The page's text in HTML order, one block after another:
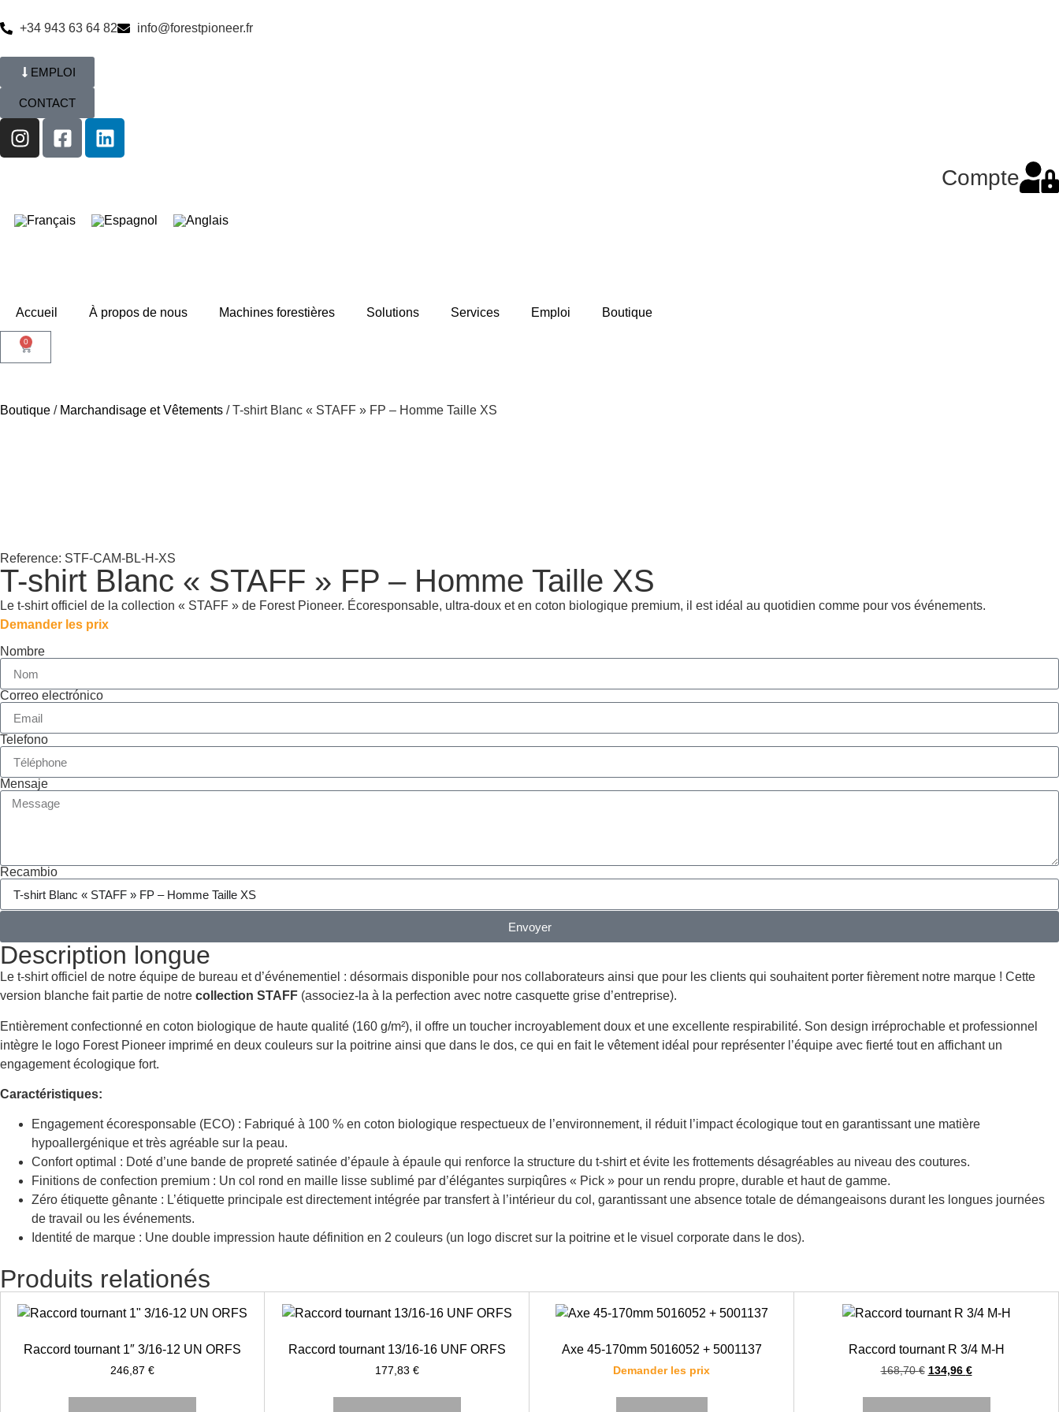
+34 943 63 64 82 info@forestpioneer.fr
EMPLOI
CONTACT
Compte
Accueil À propos de nous Machines forestières Solutions Services Emploi Boutique
0
Boutique / Marchandisage et Vêtements / T-shirt Blanc « STAFF » FP – Homme Taille XS
Reference: STF-CAM-BL-H-XS
T-shirt Blanc « STAFF » FP – Homme Taille XS
Le t-shirt officiel de la collection « STAFF » de Forest Pioneer. Écoresponsable, ultra-doux et en coton biologique premium, il est idéal au quotidien comme pour vos événements.
Demander les prix
Nombre
Correo electrónico
Telefono
Mensaje
Recambio
Envoyer
Description longue
Le t-shirt officiel de notre équipe de bureau et d’événementiel : désormais disponible pour nos collaborateurs ainsi que pour les clients qui souhaitent porter fièrement notre marque ! Cette
version blanche fait partie de notre collection STAFF (associez-la à la perfection avec notre casquette grise d’entreprise).
Entièrement confectionné en coton biologique de haute qualité (160 g/m²), il offre un toucher incroyablement doux et une excellente respirabilité. Son design irréprochable et professionnel
intègre le logo Forest Pioneer imprimé en deux couleurs sur la poitrine ainsi que dans le dos, ce qui en fait le vêtement idéal pour représenter l’équipe avec fierté tout en affichant un
engagement écologique fort.
Caractéristiques:
Engagement écoresponsable (ECO) : Fabriqué à 100 % en coton biologique respectueux de l’environnement, il réduit l’impact écologique tout en garantissant une matière
hypoallergénique et très agréable sur la peau.
Confort optimal : Doté d’une bande de propreté satinée d’épaule à épaule qui renforce la structure du t-shirt et évite les frottements désagréables au niveau des coutures.
Finitions de confection premium : Un col rond en maille lisse sublimé par d’élégantes surpiqûres « Pick » pour un rendu propre, durable et haut de gamme.
Zéro étiquette gênante : L’étiquette principale est directement intégrée par transfert à l’intérieur du col, garantissant une absence totale de démangeaisons durant les longues journées
de travail ou les événements.
Identité de marque : Une double impression haute définition en 2 couleurs (un logo discret sur la poitrine et le visuel corporate dans le dos).
Produits relationés
Raccord tournant 1″ 3/16-12 UN ORFS
246,87 €
Raccord tournant 13/16-16 UNF ORFS
177,83 €
Axe 45-170mm 5016052 + 5001137
Demander les prix
Raccord tournant R 3/4 M-H
168,70€ 134,96 €